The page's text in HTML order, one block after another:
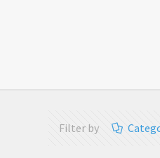
Filter by